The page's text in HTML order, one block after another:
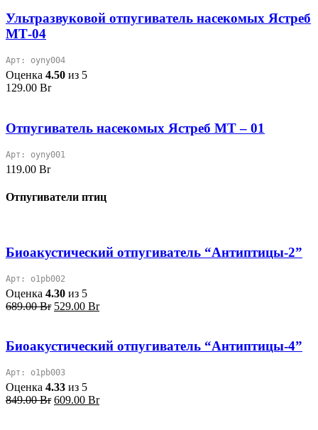
Ультразвуковой отпугиватель насекомых Ястреб
МТ-04
Арт: oyny004
Оценка 4.50 из 5
129.00 Br
Отпугиватель насекомых Ястреб МТ – 01
Арт: oyny001
119.00 Br
Отпугиватели птиц
Биоакустический отпугиватель “Антиптицы-2”
Арт: o1pb002
Оценка 4.30 из 5
689.00Br Первоначальная
689.00 Br.
529.00 BrТекущая
Биоакустический отпугиватель “Антиптицы-4”
Арт: o1pb003
Оценка 4.33 из 5
849.00Br Первоначальная
609.00 BrТекущая